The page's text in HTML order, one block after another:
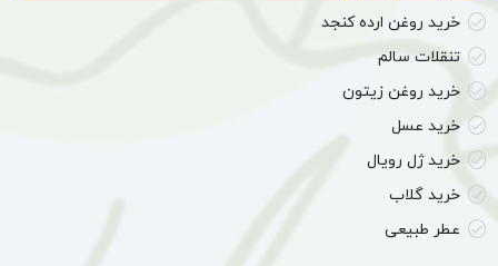
خرید روغن ارده کنجد
تنقلات سالم
خرید روغن زیتون
خرید عسل
خرید ژل رویال
خرید گلاب
عطر طبیعی